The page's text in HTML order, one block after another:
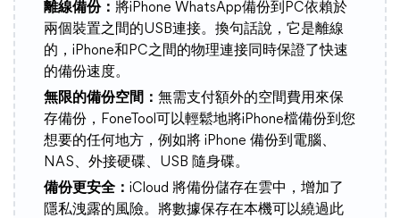
離線備份： 將iPhone WhatsApp備份到PC依賴於
兩個裝置之間的USB連接。換句話說，它是離線
的，iPhone和PC之間的物理連接同時保證了快速
的備份速度。
無限的備份空間： 無需支付額外的空間費用來保
存備份，FoneTool可以輕鬆地將iPhone檔備份到您
想要的任何地方，例如將 iPhone 備份到電腦、
NAS、外接硬碟、USB 隨身碟。
備份更安全： iCloud 將備份儲存在雲中，增加了
隱私洩露的風險。將數據保存在本機可以繞過此